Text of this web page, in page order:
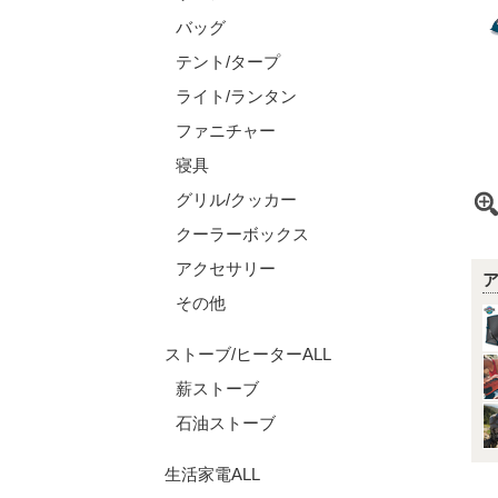
バッグ
テント/タープ
ライト/ランタン
ファニチャー
寝具
グリル/クッカー
クーラーボックス
アクセサリー
その他
ストーブ/ヒーターALL
薪ストーブ
石油ストーブ
生活家電ALL